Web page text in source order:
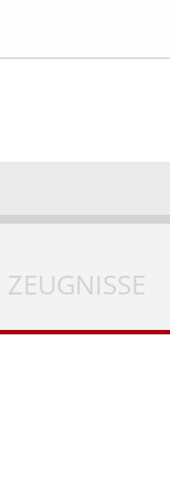
ZEUGNISSE